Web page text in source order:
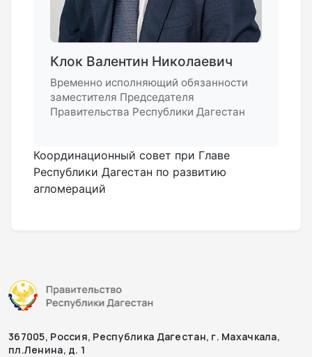
Клок Валентин Николаевич
Временно исполняющий обязанности
заместителя Председателя
Правительства Республики Дагестан
Координационный совет при Главе
Республики Дагестан по развитию
агломераций
367005, Россия, Республика Дагестан, г. Махачкала,
пл.Ленина, д. 1